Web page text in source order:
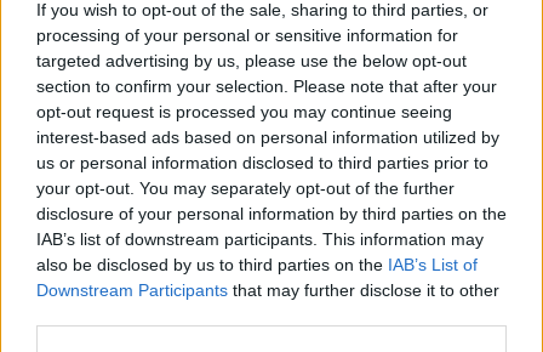
If you wish to opt-out of the sale, sharing to third parties, or
processing of your personal or sensitive information for
targeted advertising by us, please use the below opt-out
section to confirm your selection. Please note that after your
opt-out request is processed you may continue seeing
interest-based ads based on personal information utilized by
us or personal information disclosed to third parties prior to
your opt-out. You may separately opt-out of the further
disclosure of your personal information by third parties on the
IAB’s list of downstream participants. This information may
also be disclosed by us to third parties on the IAB’s List of
Downstream Participants that may further disclose it to other
IMPRESA E MANAGEMENT
21 Invest raggiunge un accordo di
cessione e reinvestimento in Energreen
Redazione
TENDENZE E SOSTENIBILITÀ
Ulivi, erba medica ed energia solare: le
rinnovabili sposano l'agricoltura
Redazione